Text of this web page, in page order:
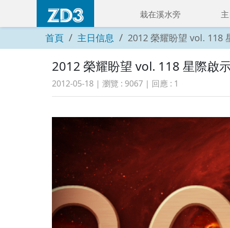
栽在溪水旁
首頁 主日信息 2012 榮耀盼望 vol. 118
2012 榮耀盼望 vol. 118 星際啟
2012-05-18 | 瀏覽 : 9067 | 回應 : 1